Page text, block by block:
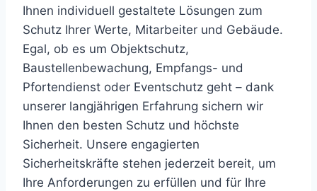
Ihnen individuell gestaltete Lösungen zum
Schutz Ihrer Werte, Mitarbeiter und Gebäude.
Egal, ob es um Objektschutz,
Baustellenbewachung, Empfangs- und
Pfortendienst oder Eventschutz geht – dank
unserer langjährigen Erfahrung sichern wir
Ihnen den besten Schutz und höchste
Sicherheit. Unsere engagierten
Sicherheitskräfte stehen jederzeit bereit, um
Ihre Anforderungen zu erfüllen und für Ihre